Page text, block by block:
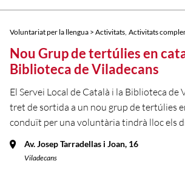
Voluntariat per la llengua > Activitats, Activitats
Nou Grup de tertúlies en
Biblioteca de Viladecans
El Servei Local de Català i la Biblioteca de
tret de sortida a un nou grup de tertúlies
conduït per una voluntària tindrà lloc els
Av. Josep Tarradellas i Joan, 16
Viladecans